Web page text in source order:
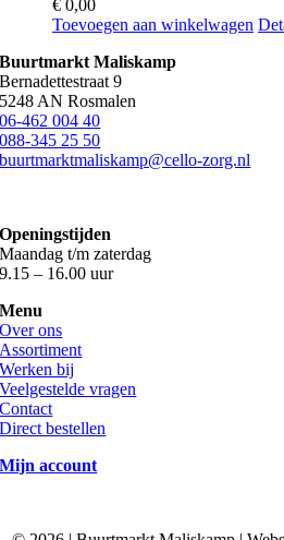
€ 0,00
Toevoegen aan winkelwagen
Buurtmarkt Maliskamp
Bernadettestraat 9
5248 AN Rosmalen
06-462 004 40
088-345 25 50
buurtmarktmaliskamp@cello-zorg.nl
Openingstijden
Maandag t/m zaterdag
9.15 – 16.00 uur
Menu
Over ons
Assortiment
Werken bij
Veelgestelde vragen
Contact
Direct bestellen
Mijn account